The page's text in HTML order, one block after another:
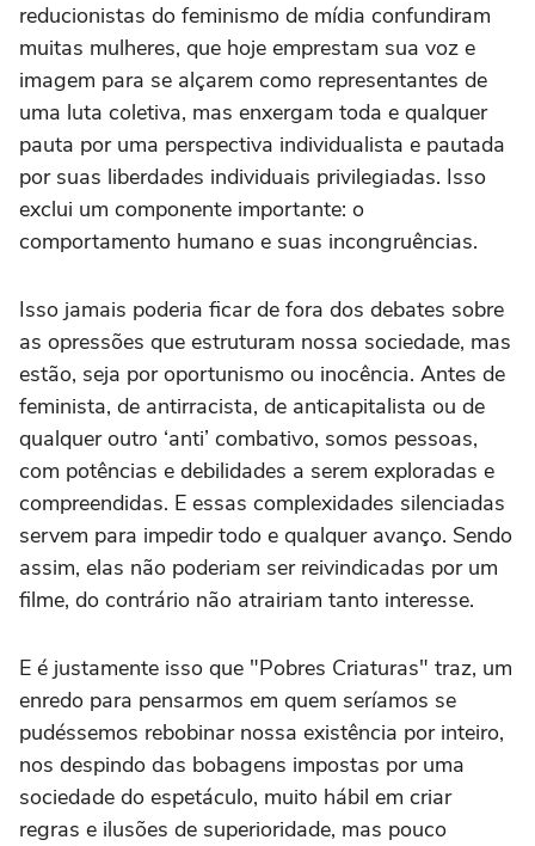
reducionistas do feminismo de mídia confundiram
muitas mulheres, que hoje emprestam sua voz e
imagem para se alçarem como representantes de
uma luta coletiva, mas enxergam toda e qualquer
pauta por uma perspectiva individualista e pautada
por suas liberdades individuais privilegiadas. Isso
exclui um componente importante: o
comportamento humano e suas incongruências.
Isso jamais poderia ficar de fora dos debates sobre
as opressões que estruturam nossa sociedade, mas
estão, seja por oportunismo ou inocência. Antes de
feminista, de antirracista, de anticapitalista ou de
qualquer outro ‘anti’ combativo, somos pessoas,
com potências e debilidades a serem exploradas e
compreendidas. E essas complexidades silenciadas
servem para impedir todo e qualquer avanço. Sendo
assim, elas não poderiam ser reivindicadas por um
filme, do contrário não atrairiam tanto interesse.
E é justamente isso que "Pobres Criaturas" traz, um
enredo para pensarmos em quem seríamos se
pudéssemos rebobinar nossa existência por inteiro,
nos despindo das bobagens impostas por uma
sociedade do espetáculo, muito hábil em criar
regras e ilusões de superioridade, mas pouco